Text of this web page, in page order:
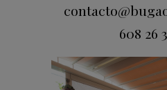
608 26